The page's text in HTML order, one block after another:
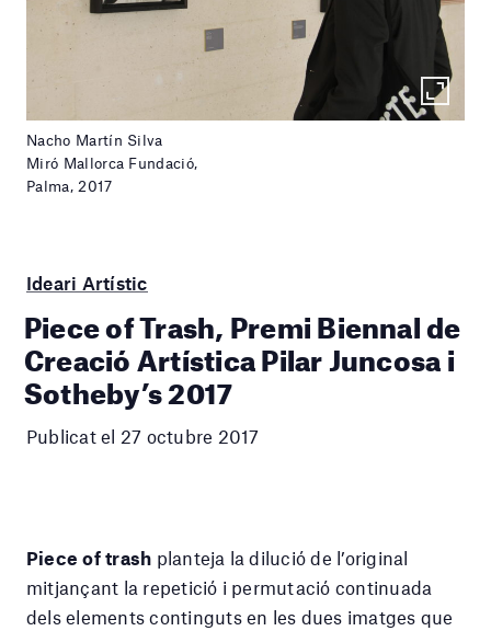
Nacho Martín Silva
Miró Mallorca Fundació,
Palma, 2017
Ideari Artístic
Piece of Trash, Premi Biennal de
Creació Artística Pilar Juncosa i
Sotheby’s 2017
Publicat el 27 octubre 2017
Piece of trash planteja la dilució de l’original
mitjançant la repetició i permutació continuada
dels elements continguts en les dues imatges que